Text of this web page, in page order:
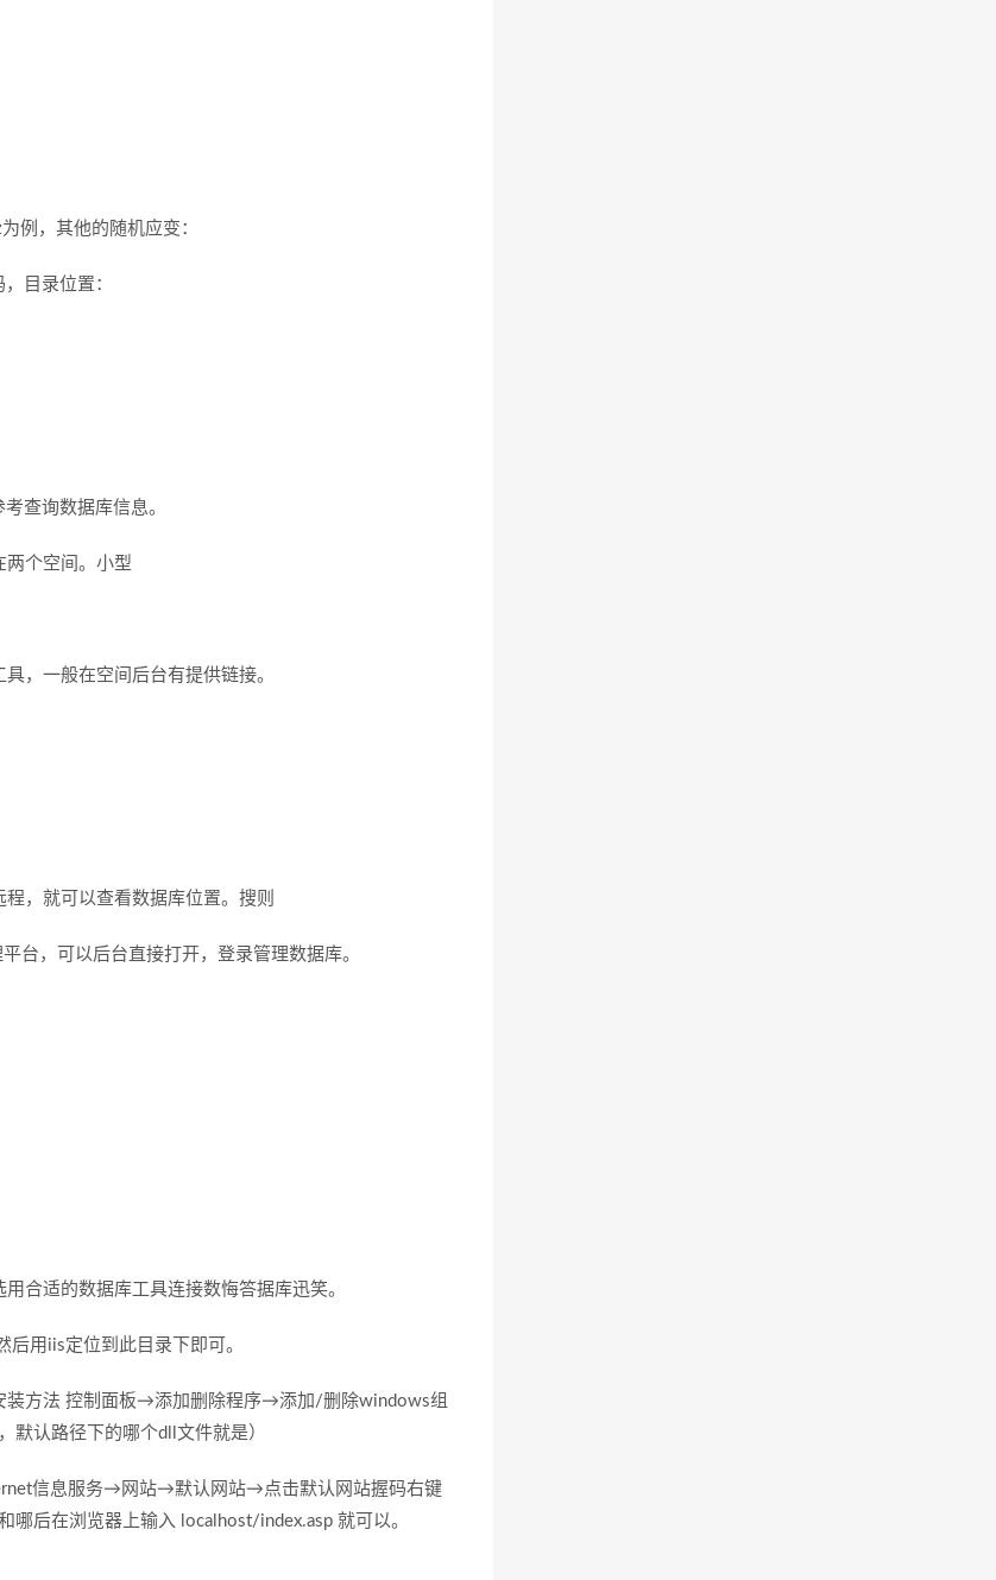
例，其他的随机应变：
目录位置：
查询数据库信息。
两个空间。小型
，一般在空间后台有提供链接。
，就可以查看数据库位置。搜则
台，可以后台直接打开，登录管理数据库。
合适的数据库工具连接数悔答据库迅笑。
用iis定位到此目录下即可。
装方法 控制面板→添加删除程序→添加/删除windows组
认路径下的哪个dll文件就是）
信息服务→网站→默认网站→点击默认网站握码右键
后在浏览器上输入 localhost/index.asp 就可以。